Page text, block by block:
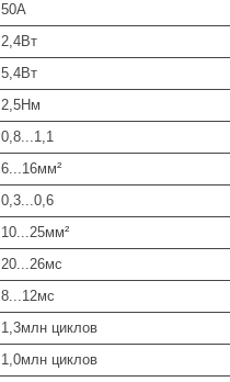
50А
2,4Вт
5,4Вт
2,5Нм
0,8...1,1
6...16мм²
0,3...0,6
10...25мм²
20...26мс
8...12мс
1,3млн циклов
1,0млн циклов